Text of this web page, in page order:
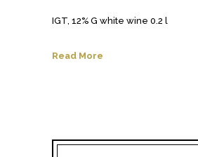
IGT, 12% G white wine 0.2 l
Read More